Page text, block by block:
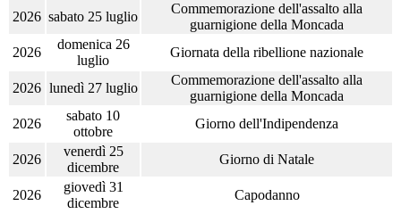
2026 sabato 25 luglio
Commemorazione dell'assalto alla
guarnigione della Moncada
2026
domenica 26
luglio
Giornata della ribellione nazionale
2026 lunedì 27 luglio
Commemorazione dell'assalto alla
guarnigione della Moncada
2026
sabato 10
ottobre
Giorno dell'Indipendenza
2026
venerdì 25
dicembre
Giorno di Natale
2026
giovedì 31
dicembre
Capodanno